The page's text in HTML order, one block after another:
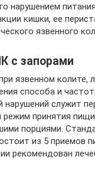
нарушением
кишки, ее
язвенного
с запорами
язвенном колите,
способа и
нарушений служит
режим принятия
порциями.
из 5 приемов
рекомендован